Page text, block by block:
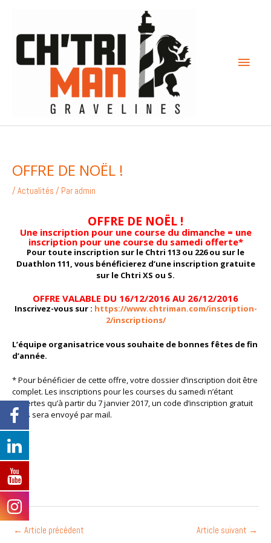
contenu
OFFRE DE NOËL !
/Actualités / Par admin
OFFRE DE NOËL !
Une inscription pour une course du dimanche = une
inscription pour une course du samedi offerte*
Pour toute inscription sur le Chtri 113 ou 226 ou sur le
Duathlon 111, vous bénéficierez d’une inscription gratuite
sur le Chtri XS ou S.
OFFRE VALABLE DU 16/12/2016 AU 26/12/2016
Inscrivez-vous sur : https://www.chtriman.com/inscription-
2/inscriptions/
L’équipe organisatrice vous souhaite de bonnes fêtes de fin
d’année.
* Pour bénéficier de cette offre, votre dossier d’inscription doit être
complet. Les inscriptions pour les courses du samedi n’étant
ouvertes qu’à partir du 7 janvier 2017, un code d’inscription gratuit
vous sera envoyé par mail.
← Article précédent Article suivant →